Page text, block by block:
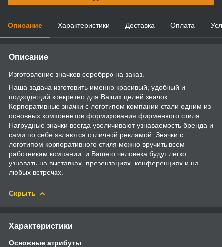
Описание Характеристики Доставка Оплата
Описание
Изготовление значков серебрро на заказ.
Наша задача изготовить именно красивый, удобный и
подходящий конкретно для Ваших целей значок.
Корпоративные значки с логотипом компании стали одним из
основных компонентов формирования фирменного стиля.
Нагрудные значки всегда увеличивают узнаваемость бренда и
сами по себе являются отличной рекламой. Значки с
логотипом корпоративного стиля можно вручить всем
работникам компании и Вашего человека будут легко
узнавать на выставках, презентациях, конференциях и на
любых встречах.
Скрыть
Характеристики
Основные атрибуты